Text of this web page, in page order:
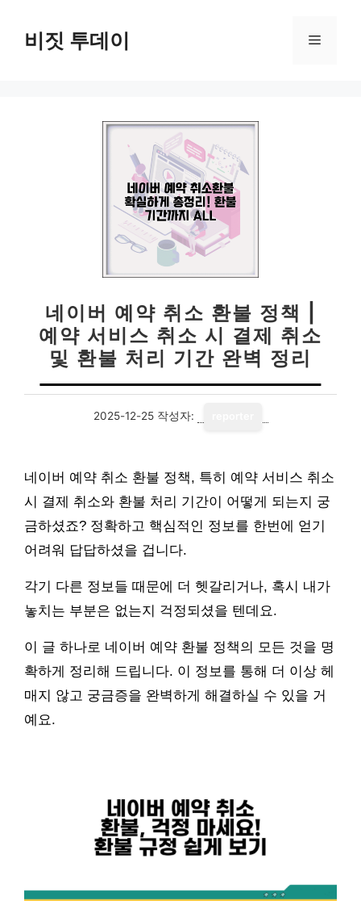
비짓 투데이 메
네이버 예약 취소 환불 정책 |
예약 서비스 취소 시 결제 취소
및 환불 처리 기간 완벽 정리
2025-12-25 작성자:
네이버 예약 취소 환불 정책, 특히 예약 서비스 취소
시 결제 취소와 환불 처리 기간이 어떻게 되는지 궁
금하셨죠? 정확하고 핵심적인 정보를 한번에 얻기
어려워 답답하셨을 겁니다.
각기 다른 정보들 때문에 더 헷갈리거나, 혹시 내가
놓치는 부분은 없는지 걱정되셨을 텐데요.
이 글 하나로 네이버 예약 환불 정책의 모든 것을 명
확하게 정리해 드립니다. 이 정보를 통해 더 이상 헤
매지 않고 궁금증을 완벽하게 해결하실 수 있을 거
예요.